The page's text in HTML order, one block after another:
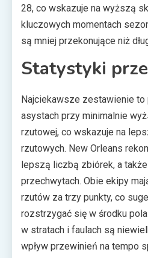
28, co wskazuje na wyższą
kluczowych momentach
są mniej przekonujące niż
Statystyki
Najciekawsze zestawienie to
asystach przy minimalnie
rzutowej, co wskazuje na
rzutowych. New Orleans
lepszą liczbą zbiórek, a
przechwytach. Obie ekipy
rzutów za trzy punkty, co
rozstrzygać się w środku
w stratach i faulach są
wpływ przewinień na tempo